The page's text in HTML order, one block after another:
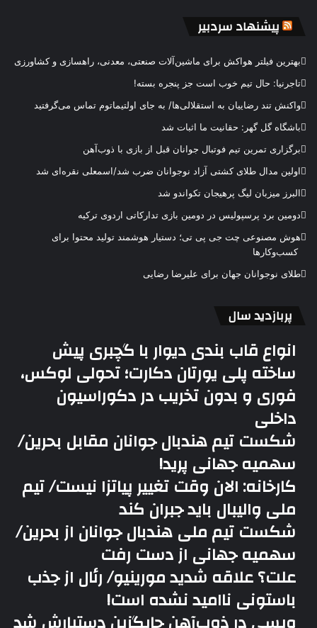
پیشنهاد سردبیر
بهترین فیلتر هواکش برای ماشین‌آلات صنعتی، معدنی، راهسازی و کشاورزی
تاجرنیا: حال تیم خوب است جز پنجره بسته!
واکنش تند رضاییان به استقلالی‌ها/ به جای اولتیماتوم تماس می‌گرفتید
باشگاه گل گهر: حقانیت ما اثبات شد
برگزاری تمرین تیم فوتبال جوانان قبل از بازی با ذوب‌آهن
اولین مدال طلای کشتی آزاد نوجوانان ضرب شد/اسمعلی نقره‌ای شد
البرز میزبان لیگ پرهیجان تکواندو شد
دومین برد پرسپولیس در دومین بازی تدارکاتی اردوی ترکیه
هوش مصنوعی چت جی پی تی؛ دستیار هوشمند تولید محتوا برای
کسب‌وکارها
طلای نوجوانان جهان برای علیرضا رضایی
پربازدید سال
انواع قاب بندی دیوار با گچبری پیش
ساخته پلی یورتان دکارت؛ تحولی لوکس،
فوری و بدون تخریب در دکوراسیون
داخلی
شکست تیم هندبال جوانان مقابل بحرین/
سهمیه جهانی پرید!
کارخانه: الان وقت تغییر پیاتزا نیست/ تیم
ملی والیبال باید جبران کند
شکست تیم ملی هندبال جوانان از بحرین/
سهمیه جهانی از دست رفت
علت؟ علاقه شدید مورینیو/ رئال از جذب
باستونی ناامید نشده است!